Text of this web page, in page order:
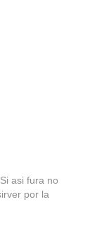
asi fura no
por la